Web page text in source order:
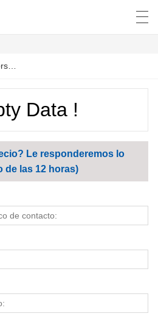
Data !
Le responderemos lo
de las 12 horas)